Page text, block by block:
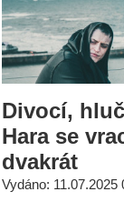
Divocí,
Hara se
dvakrát
Vydáno: